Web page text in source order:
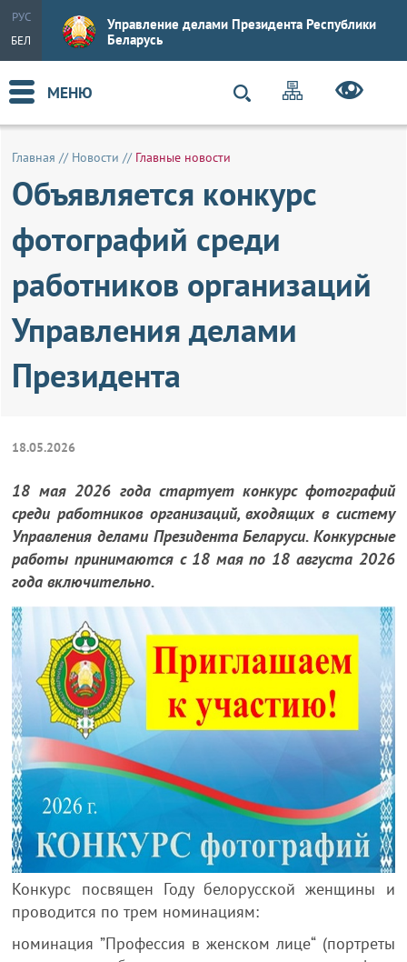
РУС
БЕЛ
Управление делами Президента Республики
Беларусь
МЕНЮ
Главная // Новости // Главные новости
Объявляется конкурс
фотографий среди
работников организаций
Управления делами
Президента
18.05.2026
18 мая 2026 года стартует конкурс фотографий
среди работников организаций, входящих в систему
Управления делами Президента Беларуси. Конкурсные
работы принимаются с 18 мая по 18 августа 2026
года включительно.
Конкурс посвящен Году белорусской женщины и
проводится по трем номинациям:
номинация ”Профессия в женском лице“ (портреты